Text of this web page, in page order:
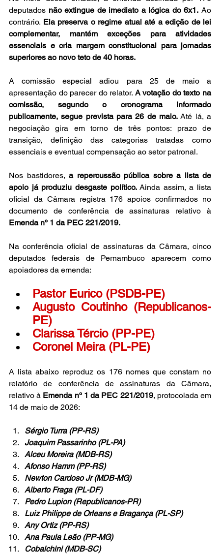
deputados não extingue de imediato a lógica do 6x1. Ao
contrário. Ela preserva o regime atual até a edição de lei
complementar, mantém exceções para atividades
essenciais e cria margem constitucional para jornadas
superiores ao novo teto de 40 horas.
A comissão especial adiou para 25 de maio a
apresentação do parecer do relator. A votação do texto na
comissão, segundo o cronograma informado
publicamente, segue prevista para 26 de maio. Até lá, a
negociação gira em torno de três pontos: prazo de
transição, definição das categorias tratadas como
essenciais e eventual compensação ao setor patronal.
Nos bastidores, a repercussão pública sobre a lista de
apoio já produziu desgaste político. Ainda assim, a lista
oficial da Câmara registra 176 apoios confirmados no
Emenda nº 1 da PEC 221/2019.
Na conferência oficial de assinaturas da Câmara, cinco
deputados federais de Pernambuco aparecem como
apoiadores da emenda:
Pastor Eurico (PSDB-PE)
Augusto Coutinho (Republicanos-
PE)
Clarissa Tércio (PP-PE)
Coronel Meira (PL-PE)
A lista abaixo reproduz os 176 nomes que constam no
relatório de conferência de assinaturas da Câmara,
relativo à Emenda nº 1 da PEC 221/2019, protocolada em
14 de maio de 2026:
Sérgio Turra (PP-RS)
Joaquim Passarinho (PL-PA)
Alceu Moreira (MDB-RS)
Afonso Hamm (PP-RS)
Newton Cardoso Jr (MDB-MG)
Alberto Fraga (PL-DF)
Pedro Lupion (Republicanos-PR)
Luiz Philippe de Orleans e Bragança (PL-SP)
Any Ortiz (PP-RS)
Ana Paula Leão (PP-MG)
Cobalchini (MDB-SC)